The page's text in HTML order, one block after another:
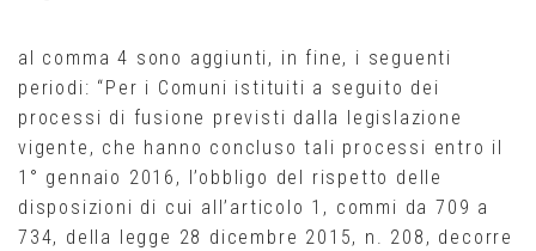
al comma 4 sono aggiunti, in fine, i seguenti
periodi: “Per i Comuni istituiti a seguito dei
processi di fusione previsti dalla legislazione
vigente, che hanno concluso tali processi entro il
1° gennaio 2016, l’obbligo del rispetto delle
disposizioni di cui all’articolo 1, commi da 709 a
734, della legge 28 dicembre 2015, n. 208, decorre